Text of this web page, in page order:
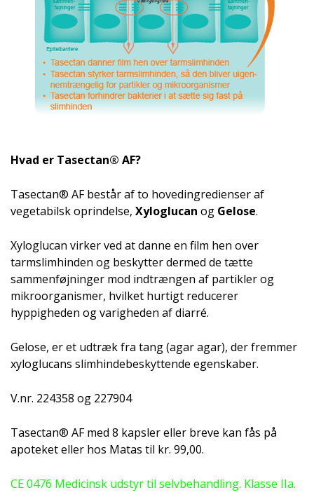
Hvad er Tasectan® AF?
Tasectan® AF består af to hovedingredienser af
vegetabilsk oprindelse, Xyloglucan og Gelose.
Xyloglucan virker ved at danne en film hen over
tarmslimhinden og beskytter dermed de tætte
sammenføjninger mod indtrængen af partikler og
mikroorganismer, hvilket hurtigt reducerer
hyppigheden og varigheden af diarré.
Gelose, er et udtræk fra tang (agar agar), der fremmer
xyloglucans slimhindebeskyttende egenskaber.
V.nr. 224358 og 227904
Tasectan® AF med 8 kapsler eller breve kan fås på
apoteket eller hos Matas til kr. 99,00.
CE 0476 Medicinsk udstyr til selvbehandling. Klasse IIa.